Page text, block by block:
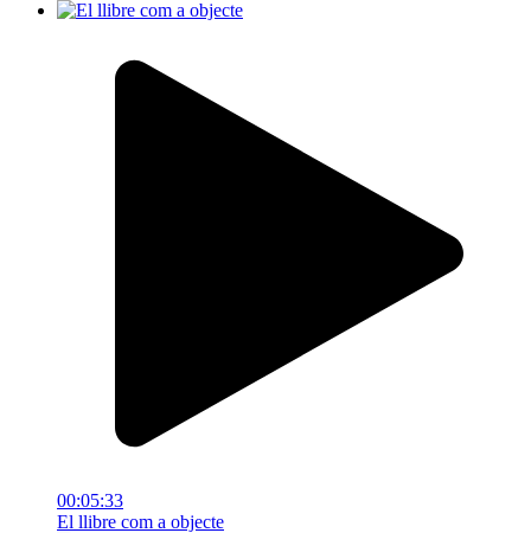
00:05:33
El llibre com a objecte